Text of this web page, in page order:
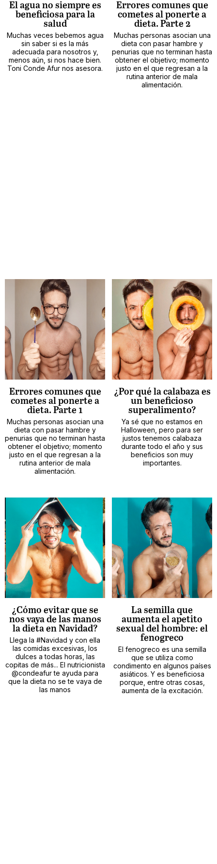
El agua no siempre es
beneficiosa para la
salud
Muchas veces bebemos agua
sin saber si es la más
adecuada para nosotros y,
menos aún, si nos hace bien.
Toni Conde Afur nos asesora.
Errores comunes que
cometes al ponerte a
dieta. Parte 2
Muchas personas asocian una
dieta con pasar hambre y
penurias que no terminan hasta
obtener el objetivo; momento
justo en el que regresan a la
rutina anterior de mala
alimentación.
Errores comunes que
cometes al ponerte a
dieta. Parte 1
Muchas personas asocian una
dieta con pasar hambre y
penurias que no terminan hasta
obtener el objetivo; momento
justo en el que regresan a la
rutina anterior de mala
alimentación.
¿Por qué la calabaza es
un beneficioso
superalimento?
Ya sé que no estamos en
Halloween, pero para ser
justos tenemos calabaza
durante todo el año y sus
beneficios son muy
importantes.
¿Cómo evitar que se
nos vaya de las manos
la dieta en Navidad?
Llega la #Navidad y con ella
las comidas excesivas, los
dulces a todas horas, las
copitas de más... El nutricionista
@condeafur te ayuda para
que la dieta no se te vaya de
las manos
La semilla que
aumenta el apetito
sexual del hombre: el
fenogreco
El fenogreco es una semilla
que se utiliza como
condimento en algunos países
asiáticos. Y es beneficiosa
porque, entre otras cosas,
aumenta de la excitación.